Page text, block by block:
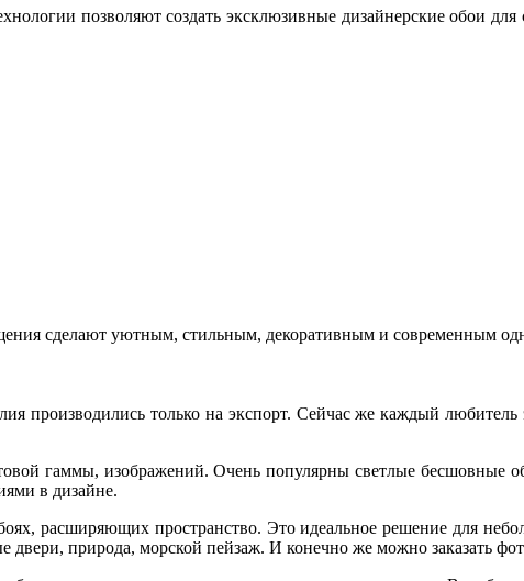
позволяют создать эксклюзивные дизайнерские обои
сделают уютным, стильным, декоративным и современным
производились только на экспорт. Сейчас же каждый
гаммы, изображений. Очень популярны светлые
в дизайне.
расширяющих пространство. Это идеальное решение для
двери, природа, морской пейзаж. И конечно же можно заказать